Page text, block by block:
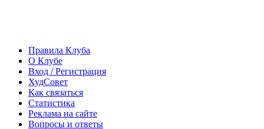
Правила Клуба
О Клубе
Вход / Регистрация
ХудСовет
Как связаться
Статистика
Реклама на сайте
Вопросы и ответы